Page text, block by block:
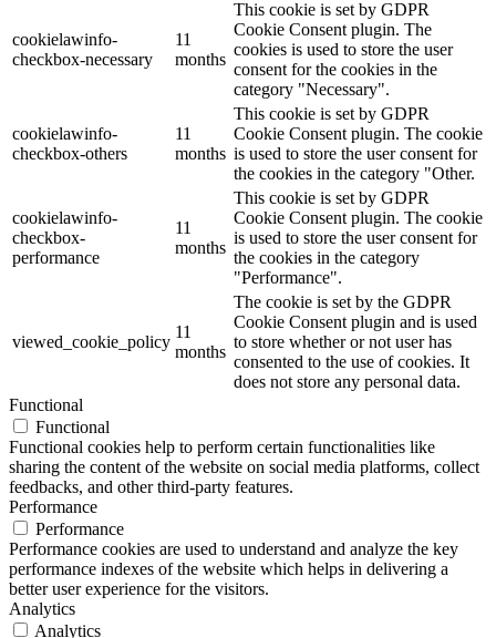
cookielawinfo-
checkbox-necessary
11
months
This cookie is set by GDPR
Cookie Consent plugin. The
cookies is used to store the user
consent for the cookies in the
category "Necessary".
cookielawinfo-
checkbox-others
11
months
This cookie is set by GDPR
Cookie Consent plugin. The cookie
is used to store the user consent for
the cookies in the category "Other.
cookielawinfo-
checkbox-
performance
11
months
This cookie is set by GDPR
Cookie Consent plugin. The cookie
is used to store the user consent for
the cookies in the category
"Performance".
viewed_cookie_policy
11
months
The cookie is set by the GDPR
Cookie Consent plugin and is used
to store whether or not user has
consented to the use of cookies. It
does not store any personal data.
Functional
Functional
Functional cookies help to perform certain functionalities like
sharing the content of the website on social media platforms, collect
feedbacks, and other third-party features.
Performance
Performance
Performance cookies are used to understand and analyze the key
performance indexes of the website which helps in delivering a
better user experience for the visitors.
Analytics
Analytics